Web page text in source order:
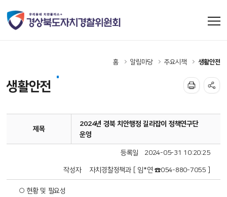
홈 알림마당 주요시책 생활안전
생활안전
제목
2024년 경북 치안행정 길라잡이 정책연구단
운영
등록일 2024-05-31 10:20:25
작성자 자치경찰정책과 [ 임*연 ☎054-880-7055 ]
○ 현황 및 필요성